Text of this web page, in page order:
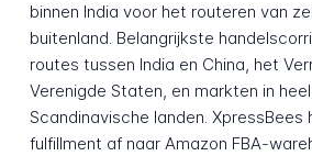
binnen India voor het routeren van
buitenland. Belangrijkste
routes tussen India en China, het
Verenigde Staten, en markten in
Scandinavische landen. XpressBees
fulfillment af naar Amazon FBA-